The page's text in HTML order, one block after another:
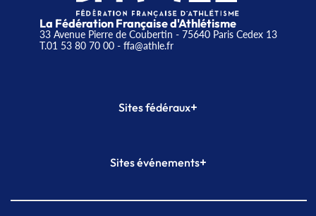
La Fédération Française d'Athlétisme
33 Avenue Pierre de Coubertin - 75640 Paris Cedex 13
T.01 53 80 70 00- ffa@athle.fr
Sites fédéraux+
Plateforme Formation
Sites événements+
Meeting de Paris indoor